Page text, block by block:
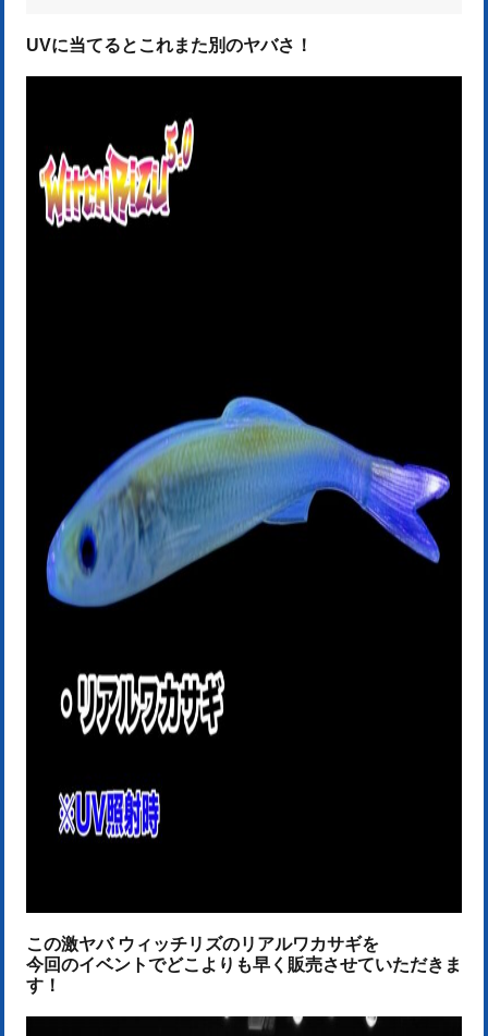
UVに当てるとこれまた別のヤバさ！
この激ヤバ ウィッチリズのリアルワカサギを
今回のイベントでどこよりも早く販売させていただきま
す！